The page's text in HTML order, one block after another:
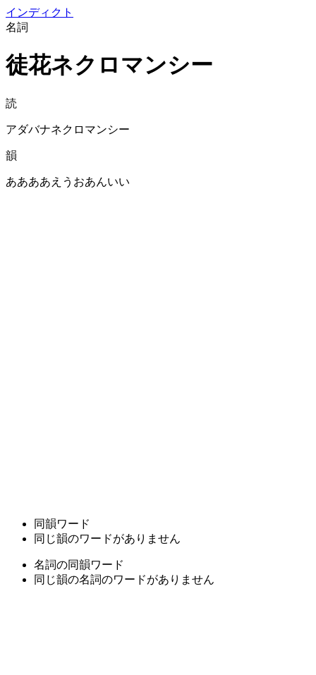
インディクト
名詞
徒花ネクロマンシー
読
アダバナネクロマンシー
韻
ああああえうおあんいい
同韻ワード
同じ韻のワードがありません
名詞の同韻ワード
同じ韻の名詞のワードがありません